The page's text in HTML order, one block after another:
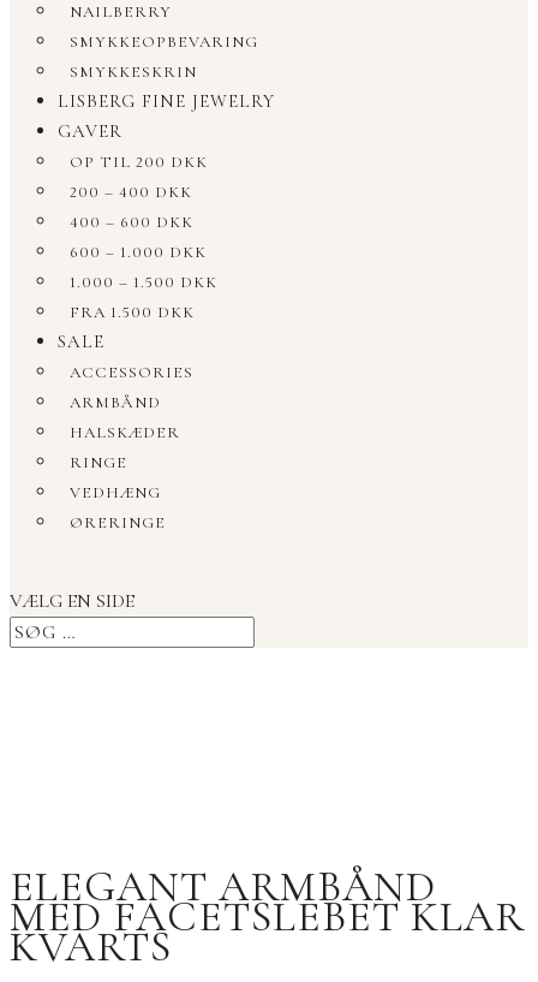
NAILBERRY
SMYKKEOPBEVARING
SMYKKESKRIN
LISBERG FINE JEWELRY
GAVER
OP TIL 200 DKK
200 – 400 DKK
400 – 600 DKK
600 – 1.000 DKK
1.000 – 1.500 DKK
FRA 1.500 DKK
SALE
ACCESSORIES
ARMBÅND
HALSKÆDER
RINGE
VEDHÆNG
ØRERINGE
VÆLG EN SIDE
ELEGANT ARMBÅND
MED FACETSLEBET KLAR
KVARTS